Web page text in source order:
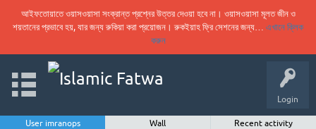
আইফতোয়াতে ওয়াসওয়াসা সংক্রান্ত প্রশ্নের উত্তর দেওয়া হবে না। ওয়াসওয়াসা মূলত জীন ও
শয়তানের প্রভাবে হয়, যার জন্য রুকিয়া করা প্রয়োজন। রুকইয়াহ ফ্রি সেশনের জন্য… এখানে ক্লিক
করুন
Login
User imranops Wall
Recent activity